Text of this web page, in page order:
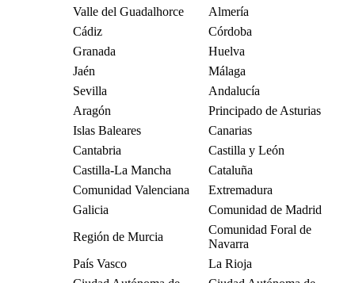
Valle del Guadalhorce
Almería
Cádiz
Córdoba
Granada
Huelva
Jaén
Málaga
Sevilla
Andalucía
Aragón
Principado de Asturias
Islas Baleares
Canarias
Cantabria
Castilla y León
Castilla-La Mancha
Cataluña
Comunidad Valenciana
Extremadura
Galicia
Comunidad de Madrid
Región de Murcia
Comunidad Foral de
Navarra
País Vasco
La Rioja